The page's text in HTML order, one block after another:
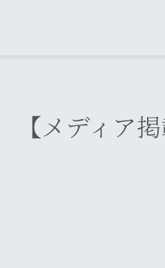
【メディア